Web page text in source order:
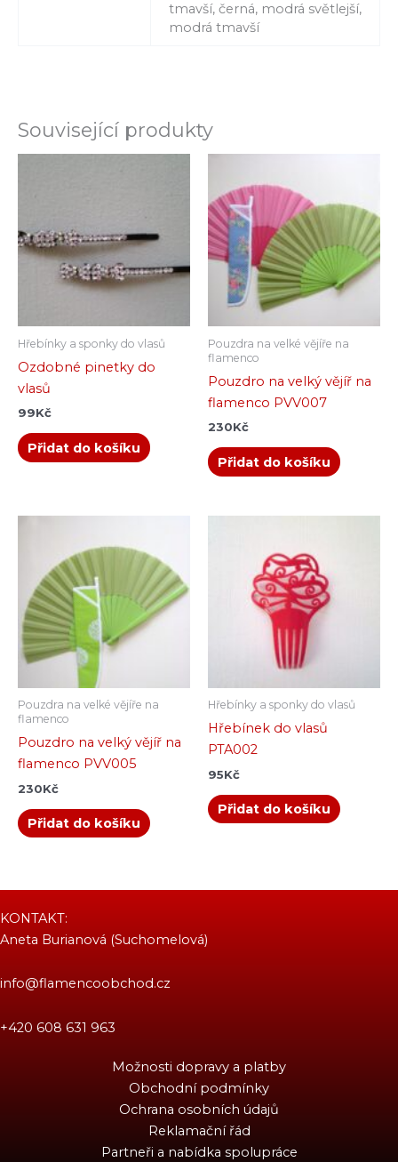
tmavší, černá, modrá světlejší,
modrá tmavší
Související produkty
Hřebínky a sponky do vlasů
Ozdobné pinetky do
vlasů
99Kč
Přidat do košíku
Pouzdra na velké vějíře na
flamenco
Pouzdro na velký vějíř na
flamenco PVV007
230Kč
Přidat do košíku
Pouzdra na velké vějíře na
flamenco
Pouzdro na velký vějíř na
flamenco PVV005
230Kč
Přidat do košíku
Hřebínky a sponky do vlasů
Hřebínek do vlasů
PTA002
95Kč
Přidat do košíku
KONTAKT:
Aneta Burianová (Suchomelová)
info@flamencoobchod.cz
+420 608 631 963
Možnosti dopravy a platby
Obchodní podmínky
Ochrana osobních údajů
Reklamační řád
Partneři a nabídka spolupráce